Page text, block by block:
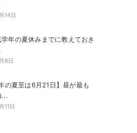
14日
年の夏休みまでに教えておき
8日
の夏至は6月21日】昼が最も
...
11日